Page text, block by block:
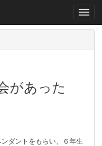
があった
ダントをもらい、６年生